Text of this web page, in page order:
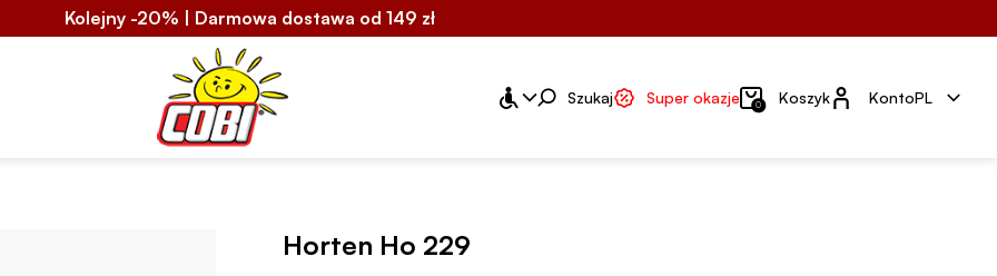
Kolejny -20% | Darmowa dostawa od 149 zł
Szukaj Super okazje 0 KoszykKonto
KontoPL
Horten Ho 229